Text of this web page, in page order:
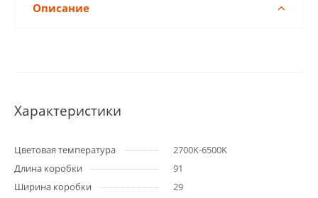
Описание
Характеристики
Цветовая температура
2700K-6500K
Длина коробки
91
Ширина коробки
29